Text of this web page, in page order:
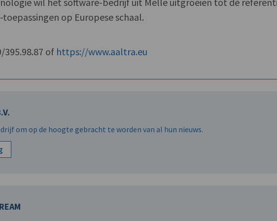
op Europese schaal.
395.98.87 of https://www.aaltra.eu
om op de hoogte gebracht te worden van al hun nieuws.